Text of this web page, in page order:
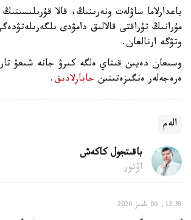
باعدارلاما ساۋلەت ونەرىنىڭ، قالا
مۇرانىڭ تۇراقتى قالالىق دامۋدى
وتۋگە ارنالعان.
وسىعان دەيىن قىتاي ەلگە كىرۋ جانە شىعۋ
ەرەجەلەر ەنگىزەتىنىن حابارلادىق.
الەم
باقىتجول كاكەش
اۆتور
12:39, 06 تامىز 2026